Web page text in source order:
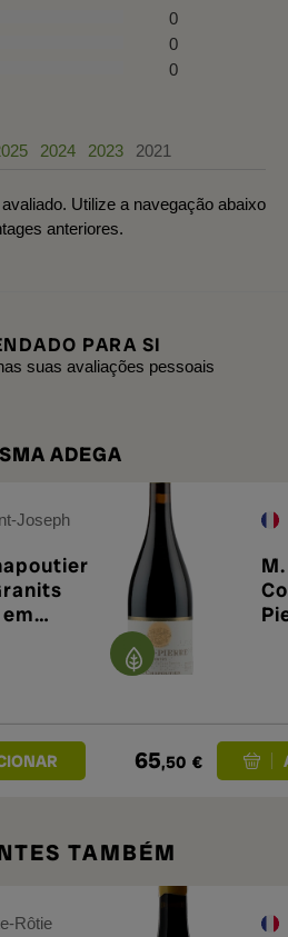
0
0
0
2024 2023 2021
Utilize a navegação abaixo
anteriores.
PARA SI
suas avaliações pessoais
ADEGA
Joseph
65,50 €
TAMBÉM
Rôtie